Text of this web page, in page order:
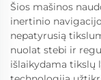
Šios mašinos
inertinio
nepatyrusią
nuolat stebi ir
išlaikydama tikslų